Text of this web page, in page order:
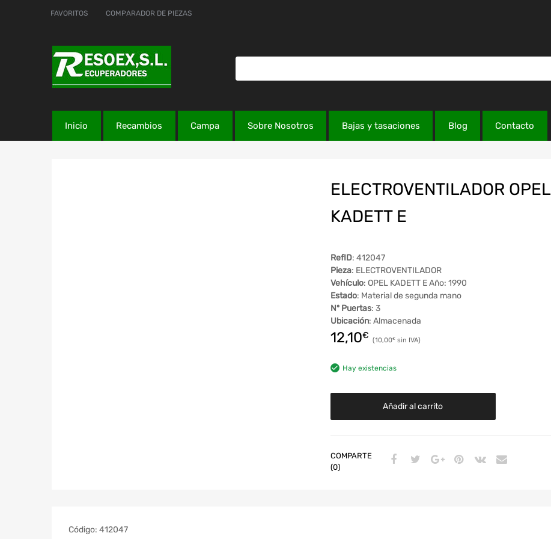
FAVORITOS COMPARADOR DE PIEZAS
Inicio Recambios Campa Sobre Nosotros Bajas y tasaciones Blog Contacto
ELECTROVENTILADOR OPEL
KADETT E
RefID: 412047
Pieza: ELECTROVENTILADOR
Vehículo: OPEL KADETT E Año: 1990
Estado: Material de segunda mano
Nº Puertas: 3
Ubicación: Almacenada
12,10€ 10,00€
Hay existencias
Añadir al carrito
COMPARTE
(0)
Código: 412047